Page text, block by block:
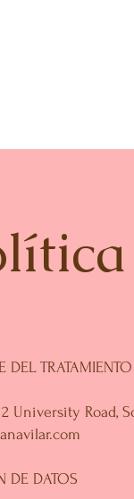
DEL
University Road,
DE DATOS